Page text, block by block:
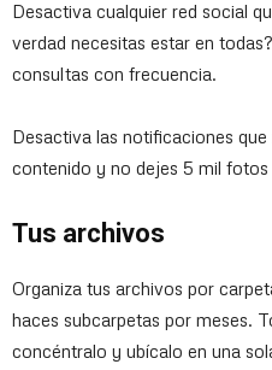
Desactiva cualquier red social
verdad necesitas estar en
consultas con frecuencia.
Desactiva las notificaciones
contenido y no dejes 5 mil fotos
Tus archivos
Organiza tus archivos por
haces subcarpetas por meses.
concéntralo y ubícalo en una